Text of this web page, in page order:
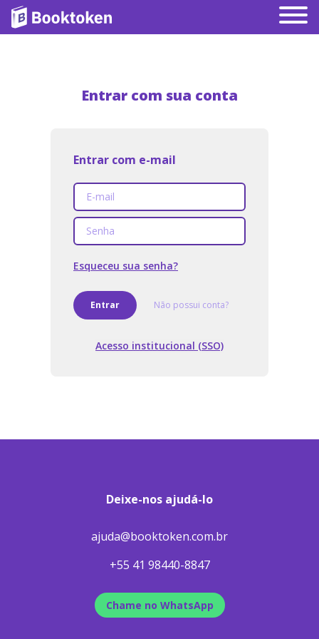
Entrar com sua conta
Entrar com e-mail
Esqueceu sua senha?
Entrar Não possui conta?
Acesso institucional (SSO)
Deixe-nos ajudá-lo
ajuda@booktoken.com.br
+55 41 98440-8847
Chame no WhatsApp